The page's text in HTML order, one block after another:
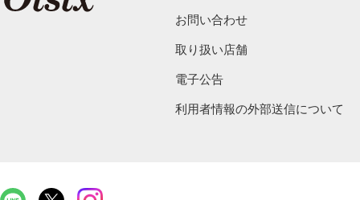
お問い合わせ
取り扱い店舗
電子公告
利用者情報の外部送信について